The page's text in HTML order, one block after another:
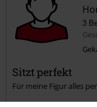
Kommentar jetzt
3
Sitzt perfekt
Für meine Figur alles